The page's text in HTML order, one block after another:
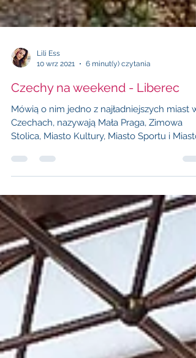
Lili Ess
10 wrz 2021
6 minut(y) czytania
Czechy na weekend - Liberec
Mówią o nim jedno z najładniejszych miast w
Stolica, Miasto Kultury, Miasto Sportu i